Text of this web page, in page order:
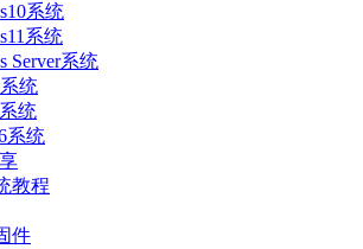
系统
系统
Server系统
统
统
系统
教程
件